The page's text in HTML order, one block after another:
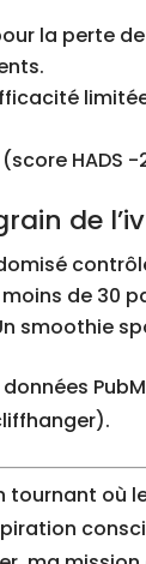
la perte
(score
de
de 30
smoothie
tournant où